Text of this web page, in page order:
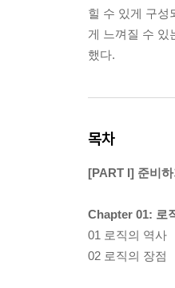
힐 수 있게 구성
게 느껴질 수 있
했다.
목차
[PART I] 준비하
Chapter 01: 로
01 로직의 역사
02 로직의 장점